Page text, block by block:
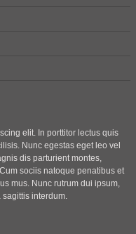
elit. In porttitor lectus quis
Nunc egestas eget leo vel
dis parturient montes,
sociis natoque penatibus et
mus. Nunc rutrum dui ipsum,
interdum.